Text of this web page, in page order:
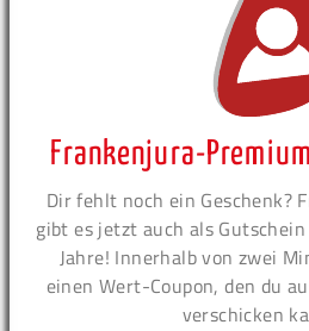
Frankenjura-
Dir fehlt noch ein Geschenk?
gibt es jetzt auch als
Jahre! Innerhalb von zwei
einen Wert-Coupon, den du
verschicken